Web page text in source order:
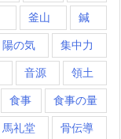
釜山 鍼
陽の気 集中力
音源 領土
食事 食事の量
馬礼堂 骨伝導